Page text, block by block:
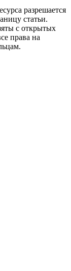
разрешается
статьи.
с открытых
права на